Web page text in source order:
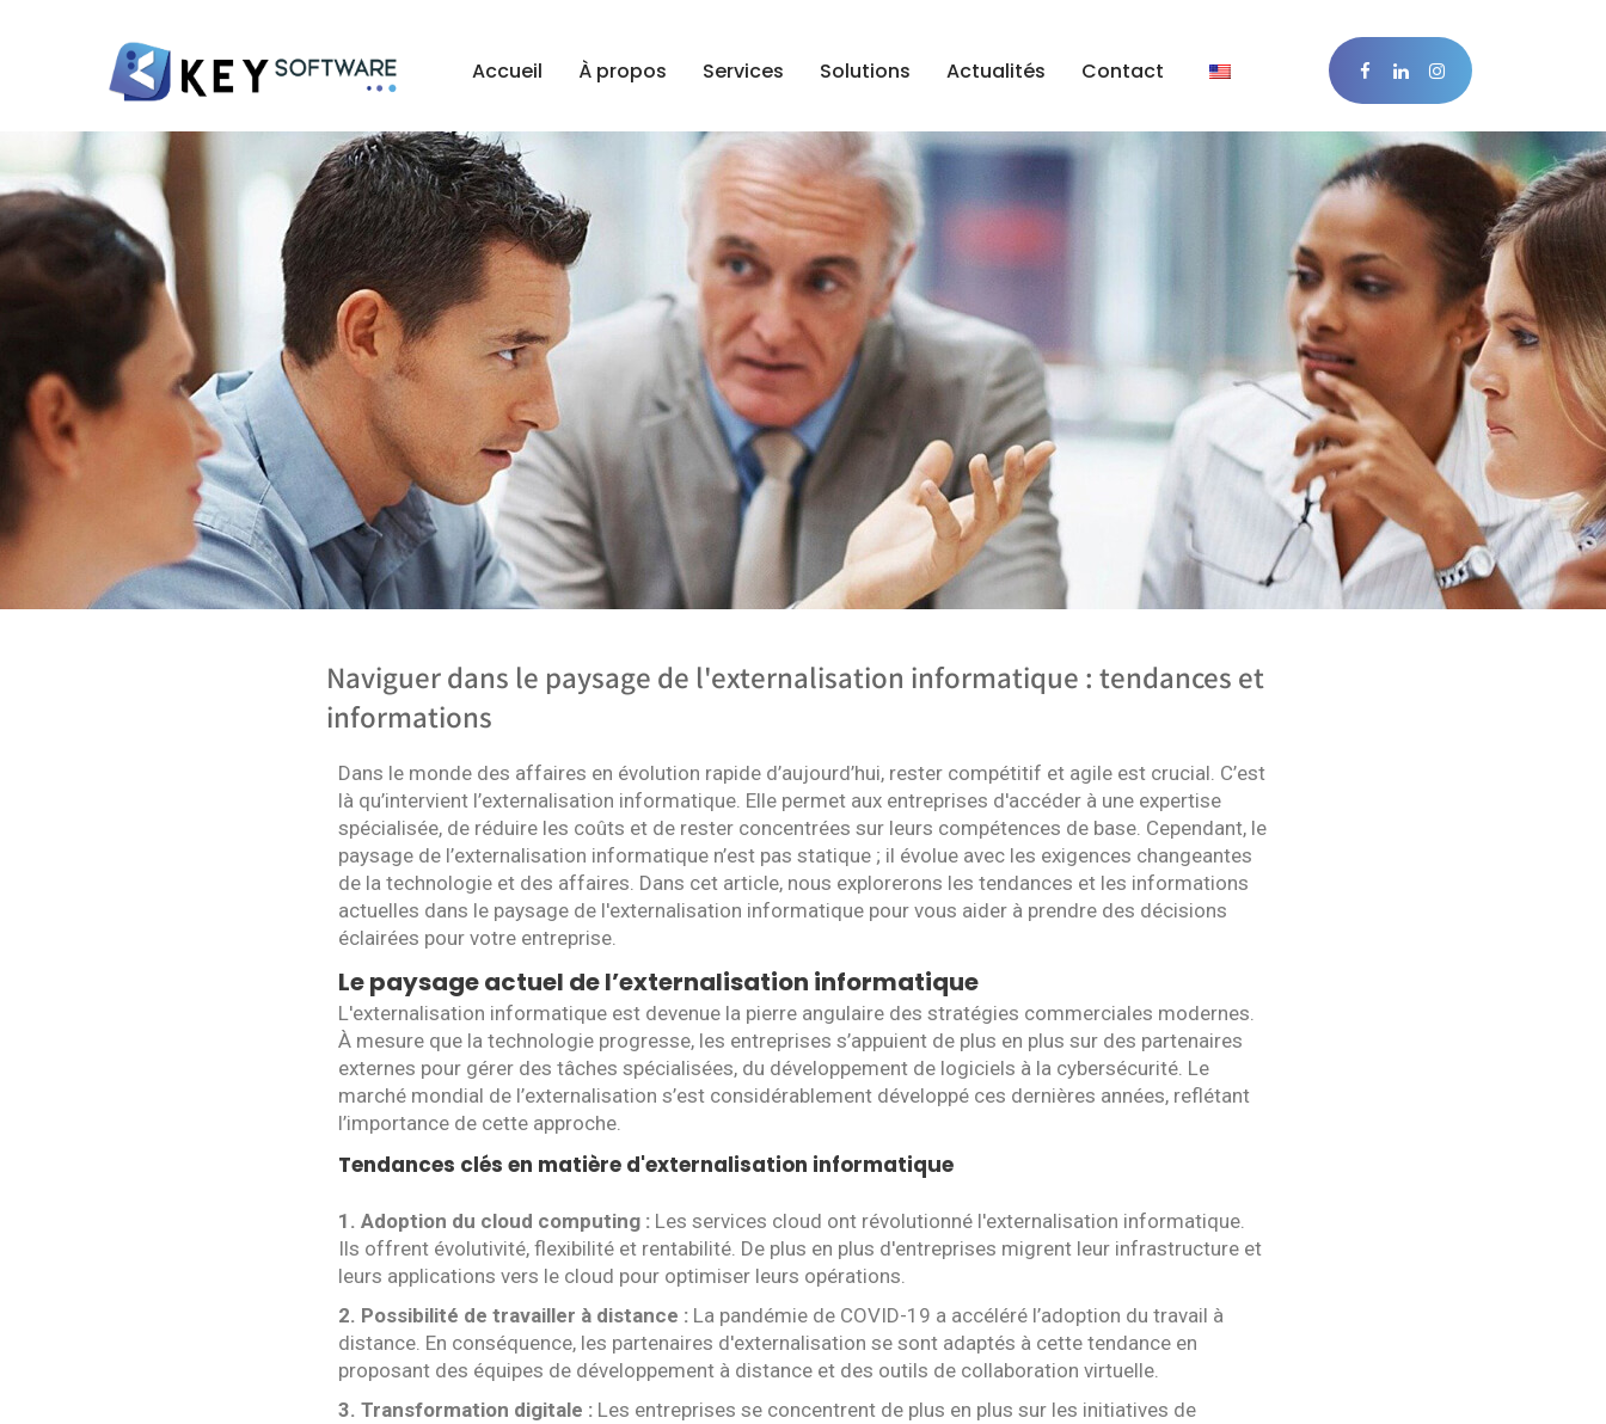
Accueil À propos Services Solutions Actualités Contact
Naviguer dans le paysage de l'externalisation informatique : tendances et
informations
Dans le monde des affaires en évolution rapide d’aujourd’hui, rester compétitif et agile est crucial. C’est
là qu’intervient l’externalisation informatique. Elle permet aux entreprises d'accéder à une expertise
spécialisée, de réduire les coûts et de rester concentrées sur leurs compétences de base. Cependant, le
paysage de l’externalisation informatique n’est pas statique ; il évolue avec les exigences changeantes
de la technologie et des affaires. Dans cet article, nous explorerons les tendances et les informations
actuelles dans le paysage de l'externalisation informatique pour vous aider à prendre des décisions
éclairées pour votre entreprise.
Le paysage actuel de l’externalisation informatique
L'externalisation informatique est devenue la pierre angulaire des stratégies commerciales modernes.
À mesure que la technologie progresse, les entreprises s’appuient de plus en plus sur des partenaires
externes pour gérer des tâches spécialisées, du développement de logiciels à la cybersécurité. Le
marché mondial de l’externalisation s’est considérablement développé ces dernières années, reflétant
l’importance de cette approche.
Tendances clés en matière d'externalisation informatique
1 . Adoption du cloud computing : Les services cloud ont révolutionné l'externalisation informatique.
Ils offrent évolutivité, flexibilité et rentabilité. De plus en plus d'entreprises migrent leur infrastructure et
leurs applications vers le cloud pour optimiser leurs opérations.
2. Possibilité de travailler à distance : La pandémie de COVID-19 a accéléré l’adoption du travail à
distance. En conséquence, les partenaires d'externalisation se sont adaptés à cette tendance en
proposant des équipes de développement à distance et des outils de collaboration virtuelle.
3. Transformation digitale : Les entreprises se concentrent de plus en plus sur les initiatives de